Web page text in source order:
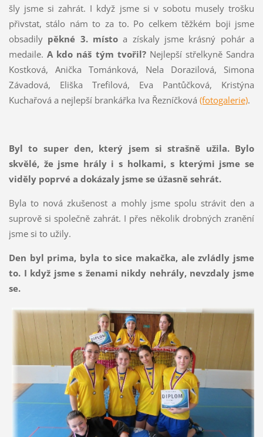
šly jsme si zahrát. I když jsme si v sobotu musely trošku
přivstat, stálo nám to za to. Po celkem těžkém boji jsme
obsadily pěkné 3. místo a získaly jsme krásný pohár a
medaile. A kdo náš tým tvořil? Nejlepší střelkyně Sandra
Kostková, Anička Tománková, Nela Dorazilová, Simona
Závadová, Eliška Trefilová, Eva Pantůčková, Kristýna
Kuchařová a nejlepší brankářka Iva Řezníčková (fotogalerie).
Byl to super den, který jsem si strašně užila. Bylo
skvělé, že jsme hrály i s holkami, s kterými jsme se
viděly poprvé a dokázaly jsme se úžasně sehrát.
Byla to nová zkušenost a mohly jsme spolu strávit den a
suprově si společně zahrát. I přes několik drobných zranění
jsme si to užily.
Den byl prima, byla to sice makačka, ale zvládly jsme
to. I když jsme s ženami nikdy nehrály, nevzdaly jsme
se.